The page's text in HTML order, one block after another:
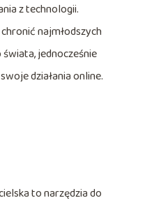
z technologii.
najmłodszych
jednocześnie
działania online.
to narzędzia do